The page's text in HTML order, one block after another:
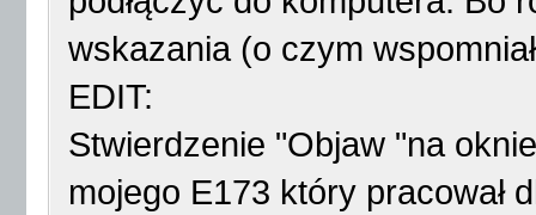
wskazania (o czym
EDIT:
Stwierdzenie "Objaw "na
mojego E173 który pracował